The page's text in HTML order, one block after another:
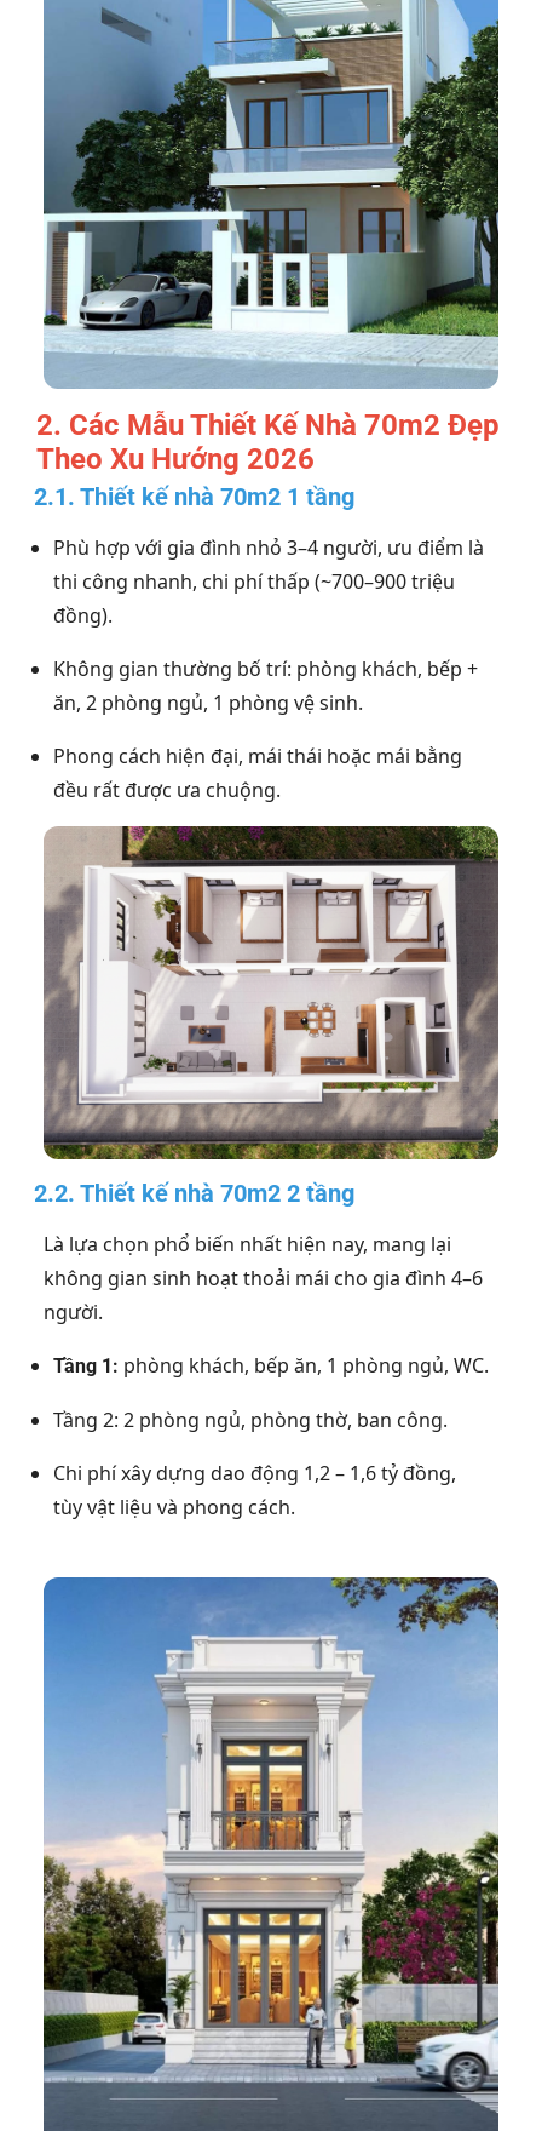
2. Các Mẫu Thiết Kế Nhà 70m2 Đẹp
Theo Xu Hướng 2026
2.1. Thiết kế nhà 70m2 1 tầng
Phù hợp với gia đình nhỏ 3–4 người, ưu điểm là
thi công nhanh, chi phí thấp (~700–900 triệu
đồng).
Không gian thường bố trí: phòng khách, bếp +
ăn, 2 phòng ngủ, 1 phòng vệ sinh.
Phong cách hiện đại, mái thái hoặc mái bằng
đều rất được ưa chuộng.
2.2. Thiết kế nhà 70m2 2 tầng
Là lựa chọn phổ biến nhất hiện nay, mang lại
không gian sinh hoạt thoải mái cho gia đình 4–6
người.
Tầng 1: phòng khách, bếp ăn, 1 phòng ngủ, WC.
Tầng 2: 2 phòng ngủ, phòng thờ, ban công.
Chi phí xây dựng dao động 1,2 – 1,6 tỷ đồng,
tùy vật liệu và phong cách.